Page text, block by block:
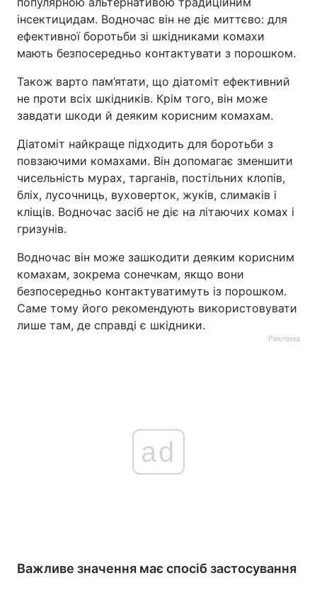
інсектицидам. Водночас він не діє миттєво: для
ефективної боротьби зі шкідниками комахи
мають безпосередньо контактувати з порошком.
Також варто пам’ятати, що діатоміт ефективний
не проти всіх шкідників. Крім того, він може
завдати шкоди й деяким корисним комахам.
Діатоміт найкраще підходить для боротьби з
повзаючими комахами. Він допомагає зменшити
чисельність мурах, тарганів, постільних клопів,
бліх, лусочниць, вуховерток, жуків, слимаків і
кліщів. Водночас засіб не діє на літаючих комах і
гризунів.
Водночас він може зашкодити деяким корисним
комахам, зокрема сонечкам, якщо вони
безпосередньо контактуватимуть із порошком.
Саме тому його рекомендують використовувати
лише там, де справді є шкідники.
Реклама
ad
Важливе значення має спосіб застосування